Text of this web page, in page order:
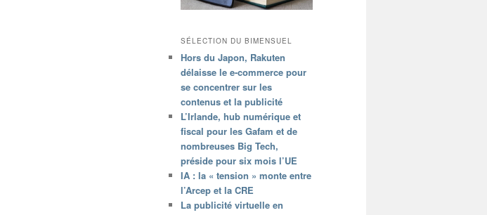
SÉLECTION DU BIMENSUEL
Hors du Japon, Rakuten
délaisse le e-commerce pour
se concentrer sur les
contenus et la publicité
L’Irlande, hub numérique et
fiscal pour les Gafam et de
nombreuses Big Tech,
préside pour six mois l’UE
IA : la « tension » monte entre
l’Arcep et la CRE
La publicité virtuelle en